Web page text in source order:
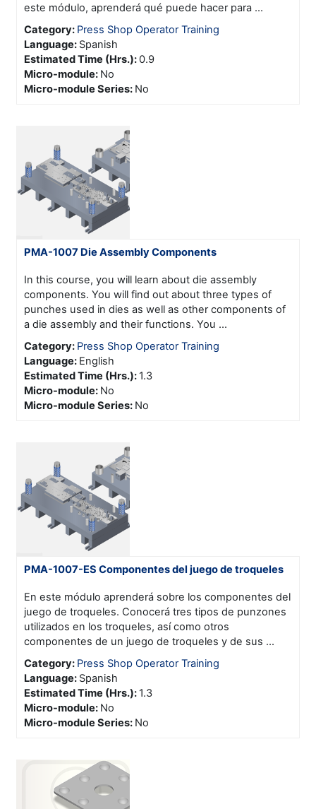
este módulo, aprenderá qué puede hacer para ...
Category: Press Shop Operator Training
Language: Spanish
Estimated Time (Hrs.):0.9
Micro-module: No
Micro-module Series: No
PMA-1007 Die Assembly Components
In this course, you will learn about die assembly
components. You will find out about three types of
punches used in dies as well as other components of
a die assembly and their functions. You ...
Category: Press Shop Operator Training
Language: English
Estimated Time (Hrs.): 1.3
Micro-module: No
Micro-module Series: No
PMA-1007-ES Componentes del juego de troqueles
En este módulo aprenderá sobre los componentes del
juego de troqueles. Conocerá tres tipos de punzones
utilizados en los troqueles, así como otros
componentes de un juego de troqueles y de sus ...
Category: Press Shop Operator Training
Language: Spanish
Estimated Time (Hrs.): 1.3
Micro-module: No
Micro-module Series: No